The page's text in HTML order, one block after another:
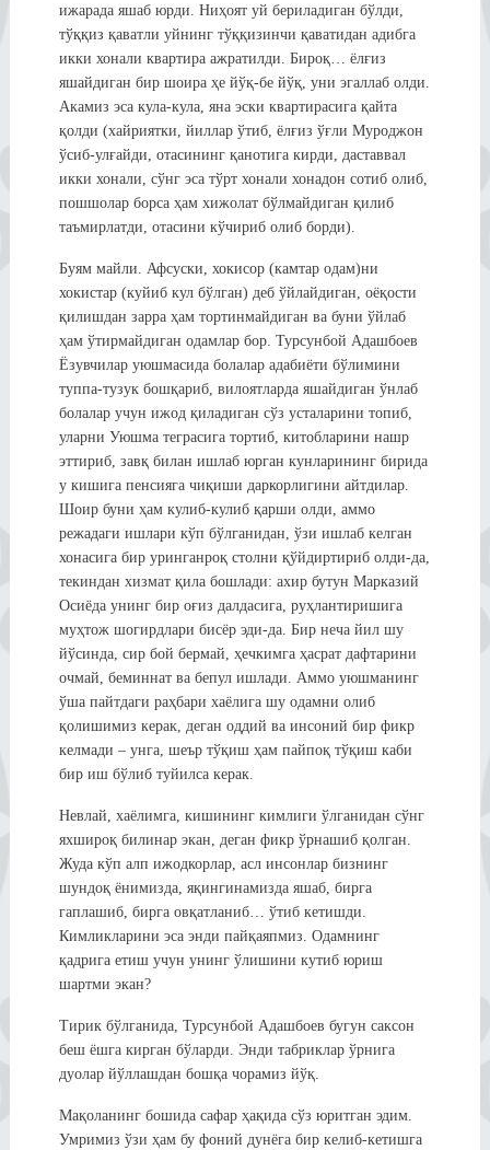
ижарада яшаб юрди. Ниҳоят уй бериладиган бўлди,
тўққиз қаватли уйнинг тўққизинчи қаватидан адибга
икки хонали квартира ажратилди. Бироқ… ёлғиз
яшайдиган бир шоира ҳе йўқ-бе йўқ, уни эгаллаб олди.
Акамиз эса кула-кула, яна эски квартирасига қайта
қолди (хайриятки, йиллар ўтиб, ёлғиз ўғли Муроджон
ўсиб-улғайди, отасининг қанотига кирди, даставвал
икки хонали, сўнг эса тўрт хонали хонадон сотиб олиб,
пошшолар борса ҳам хижолат бўлмайдиган қилиб
таъмирлатди, отасини кўчириб олиб борди).
Буям майли. Афсуски, хокисор (камтар одам)ни
хокистар (куйиб кул бўлган) деб ўйлайдиган, оёқости
қилишдан зарра ҳам тортинмайдиган ва буни ўйлаб
ҳам ўтирмайдиган одамлар бор. Турсунбой Адашбоев
Ёзувчилар уюшмасида болалар адабиёти бўлимини
туппа-тузук бошқариб, вилоятларда яшайдиган ўнлаб
болалар учун ижод қиладиган сўз усталарини топиб,
уларни Уюшма теграсига тортиб, китобларини нашр
эттириб, завқ билан ишлаб юрган кунларининг бирида
у кишига пенсияга чиқиши даркорлигини айтдилар.
Шоир буни ҳам кулиб-кулиб қарши олди, аммо
режадаги ишлари кўп бўлганидан, ўзи ишлаб келган
хонасига бир уринганроқ столни қўйдиртириб олди-да,
текиндан хизмат қила бошлади: ахир бутун Марказий
Осиёда унинг бир оғиз далдасига, руҳлантиришига
муҳтож шогирдлари бисёр эди-да. Бир неча йил шу
йўсинда, сир бой бермай, ҳечкимга ҳасрат дафтарини
очмай, беминнат ва бепул ишлади. Аммо уюшманинг
ўша пайтдаги раҳбари хаёлига шу одамни олиб
қолишимиз керак, деган оддий ва инсоний бир фикр
келмади – унга, шеър тўқиш ҳам пайпоқ тўқиш каби
бир иш бўлиб туйилса керак.
Невлай, хаёлимга, кишининг кимлиги ўлганидан сўнг
яхшироқ билинар экан, деган фикр ўрнашиб қолган.
Жуда кўп алп ижодкорлар, асл инсонлар бизнинг
шундоқ ёнимизда, яқингинамизда яшаб, бирга
гаплашиб, бирга овқатланиб… ўтиб кетишди.
Кимликларини эса энди пайқаяпмиз. Одамнинг
қадрига етиш учун унинг ўлишини кутиб юриш
шартми экан?
Тирик бўлганида, Турсунбой Адашбоев бугун саксон
беш ёшга кирган бўларди. Энди табриклар ўрнига
дуолар йўллашдан бошқа чорамиз йўқ.
Мақоланинг бошида сафар ҳақида сўз юритган эдим.
Умримиз ўзи ҳам бу фоний дунёга бир келиб-кетишга